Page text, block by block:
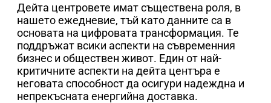
Дейта центровете имат съществена роля, в
нашето ежедневие, тъй като данните са в
основата на цифровата трансформация. Те
поддръжат всики аспекти на съвременния
бизнес и обществен живот. Един от най-
критичните аспекти на дейта центъра е
неговата способност да осигури надеждна и
непрекъсната енергийна доставка.